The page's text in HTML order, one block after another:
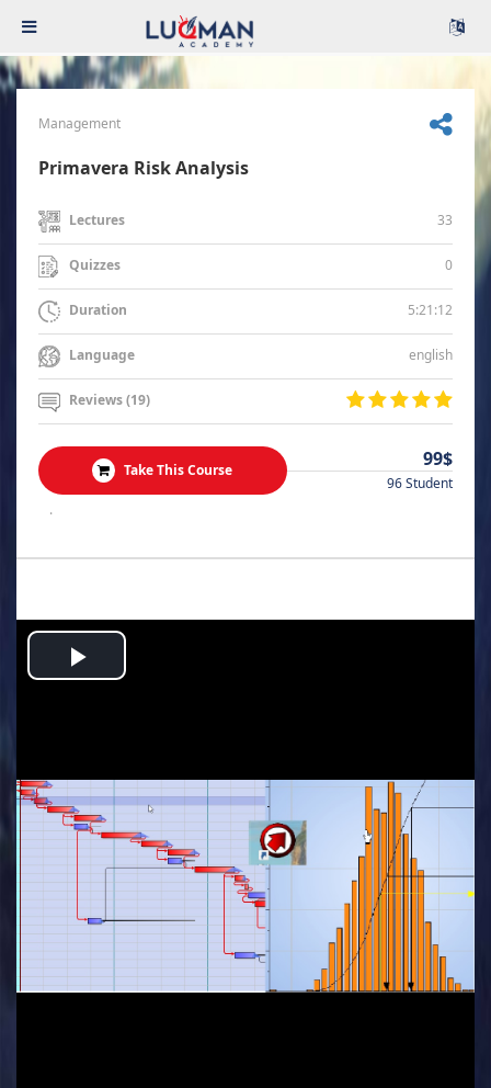
Management
Primavera Risk Analysis
Lectures 33
Quizzes 0
Duration 5:21:12
Language english
Reviews (19)
Take This Course 99$
96 Student
.
Play